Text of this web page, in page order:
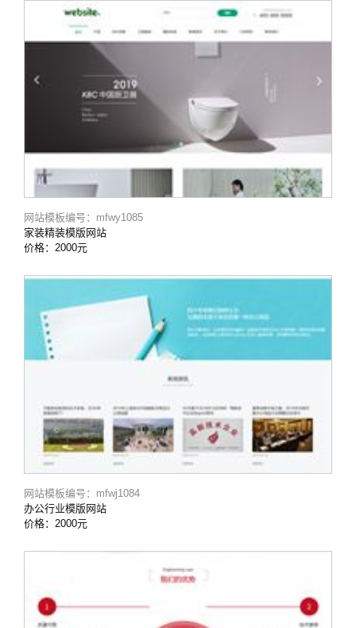
网站模板编号：mfwy1085
家装精装模版网站
价格：2000元
网站模板编号：mfwj1084
办公行业模版网站
价格：2000元